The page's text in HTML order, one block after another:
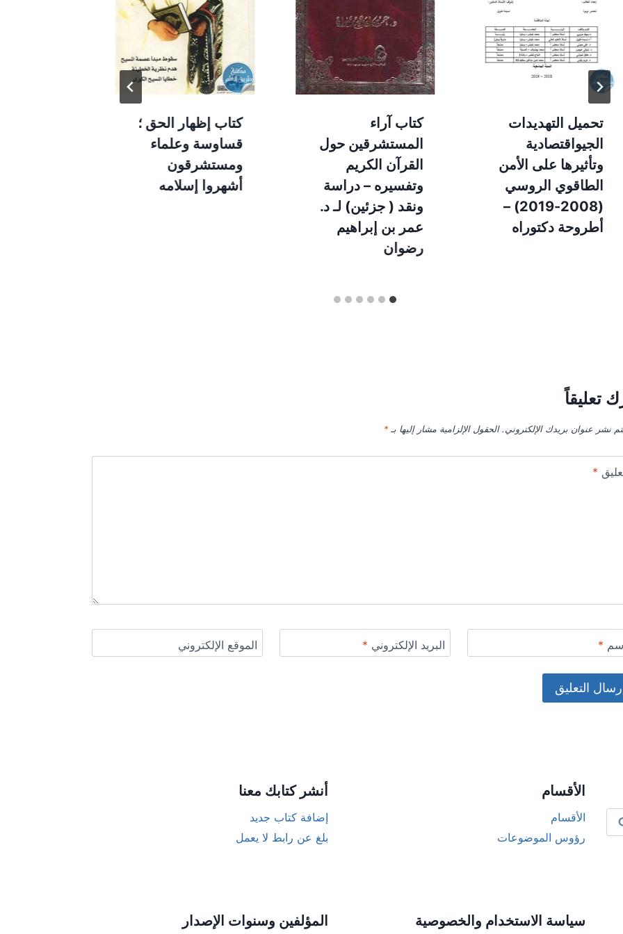
تحميل التهديدات
الجيواقتصادية
وتأثيرها على الأمن
الطاقوي الروسي
(2008-2019) –
أطروحة دكتوراه
كتاب آراء
المستشرقين حول
القرآن الكريم
وتفسيره – دراسة
ونقد ( جزئين) لـ د.
عمر بن إبراهيم
رضوان
كتاب إظهار الحق ؛
قساوسة وعلماء
ومستشرقون
أشهروا إسلامه
تعليقاً
نشر عنوان بريدك الإلكتروني. الحقول الإلزامية مشار إليها بـ*
*
* البريد الإلكتروني * الموقع الإلكتروني
الأقسام
الأقسام
رؤوس الموضوعات
أنشر كتابك معنا
إضافة كتاب جديد
بلغ عن رابط لا يعمل
سياسة الاستخدام والخصوصية المؤلفين وسنوات الإصدار